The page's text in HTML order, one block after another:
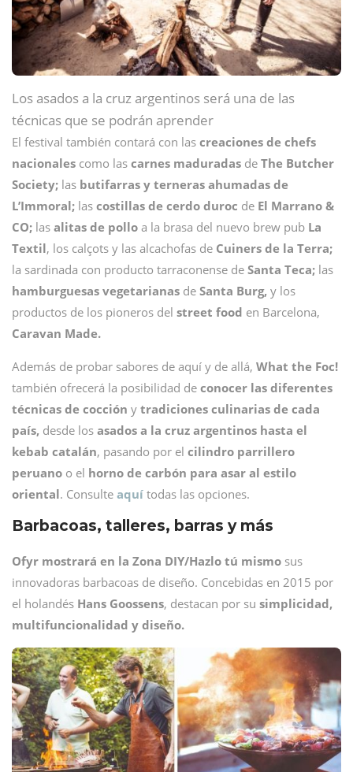
Los asados a la cruz argentinos será una de las
técnicas que se podrán aprender
El festival también contará con las creaciones de chefs
nacionales como las carnes maduradas de The Butcher
Society; las butifarras y terneras ahumadas de
L’Immoral; las costillas de cerdo duroc de El Marrano &
CO; las alitas de pollo a la brasa del nuevo brew pub La
Textil, los calçots y las alcachofas de Cuiners de la Terra;
la sardinada con producto tarraconense de Santa Teca; las
hamburguesas vegetarianas de Santa Burg, y los
productos de los pioneros del street food en Barcelona,
Caravan Made.
Además de probar sabores de aquí y de allá, What the Foc!
también ofrecerá la posibilidad de conocer las diferentes
técnicas de cocción y tradiciones culinarias de cada
país, desde los asados a la cruz argentinos hasta el
kebab catalán, pasando por el cilindro parrillero
peruano o el horno de carbón para asar al estilo
oriental. Consulte aquí todas las opciones.
Barbacoas, talleres, barras y más
Ofyr mostrará en la Zona DIY/Hazlo tú mismo sus
innovadoras barbacoas de diseño. Concebidas en 2015 por
el holandés Hans Goossens, destacan por su simplicidad,
multifuncionalidad y diseño.